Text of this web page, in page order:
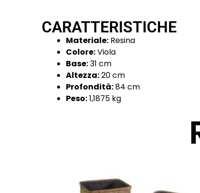
CARATTERISTICHE
Materiale: Resina
Colore:Viola
Base:31 cm
Altezza:20 cm
Profondità:84 cm
Peso:1,1875 kg